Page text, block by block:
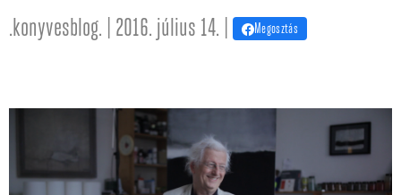
.konyvesblog. | 2016. július 14. | Megosztás